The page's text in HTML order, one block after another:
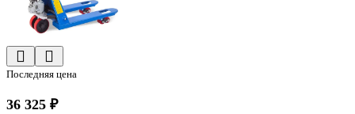
Последняя цена
36 325 ₽